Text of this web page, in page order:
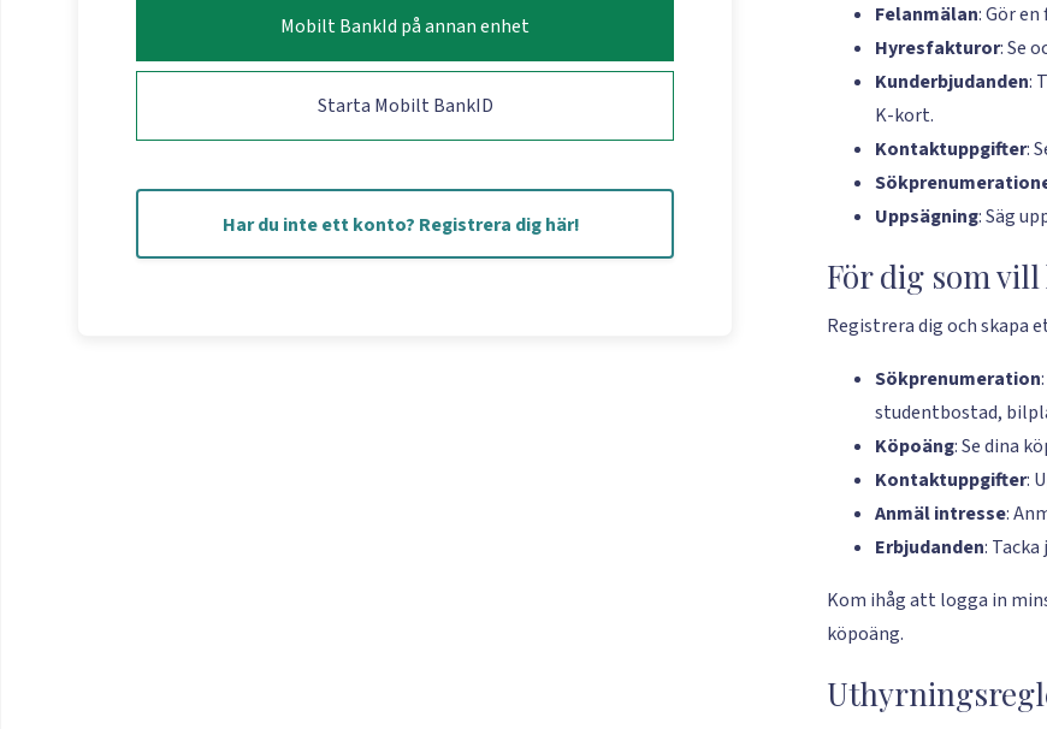
Starta Mobilt BankID
Mobilt BankId på annan enhet
Har du inte ett konto? Registrera dig här!
Felanmälan: Gör
Hyresfakturor: Se
Kunderbjudanden:
K-kort.
Kontaktuppgifter:
Uppsägning: Säg
För dig som
Registrera dig och skapa
Sökprenumeration
studentbostad,
Köpoäng: Se dina
Kontaktuppgifter:
Anmäl intresse:
Erbjudanden:
Kom ihåg att logga in
köpoäng.